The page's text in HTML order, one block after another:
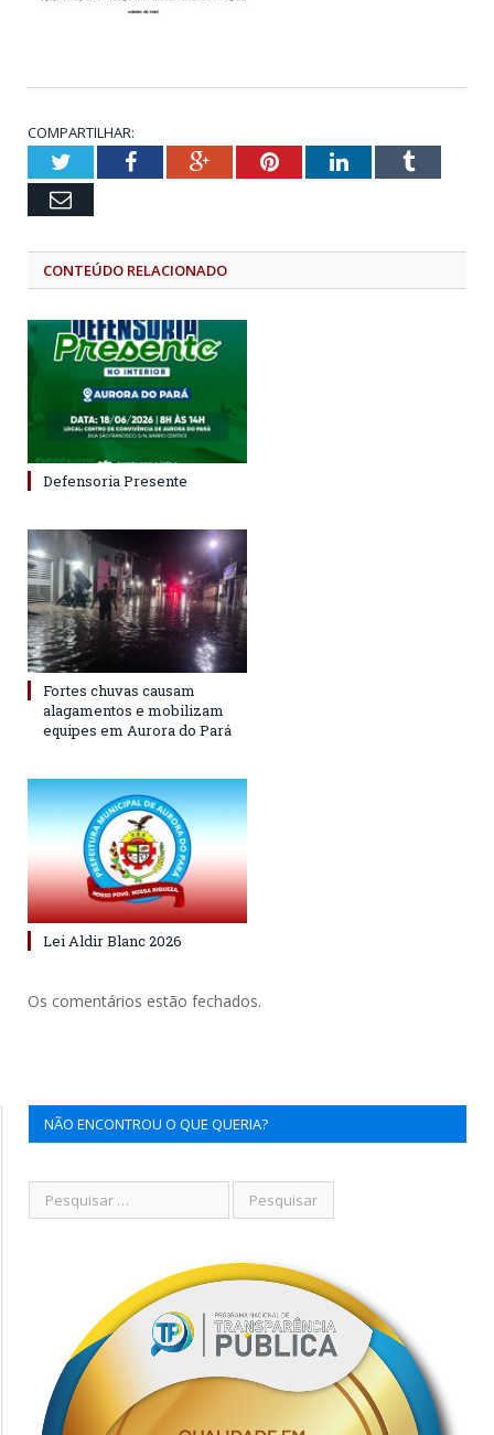
COMPARTILHAR:
TwitterFacebookGoogle+PinterestLinkedInTumblr
Email
CONTEÚDO RELACIONADO
Defensoria Presente
Fortes chuvas causam
alagamentos e mobilizam
equipes em Aurora do Pará
Lei Aldir Blanc 2026
Os comentários estão fechados.
NÃO ENCONTROU O QUE QUERIA?